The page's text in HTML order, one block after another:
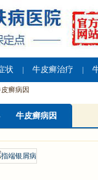
状 牛皮癣治疗
癣病因
牛皮癣病因